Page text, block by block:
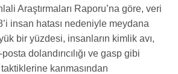
Araştırmaları Raporu’na göre, veri
insan hatası nedeniyle meydana
bir yüzdesi, insanların kimlik avı,
dolandırıcılığı ve gasp gibi
kanmasından